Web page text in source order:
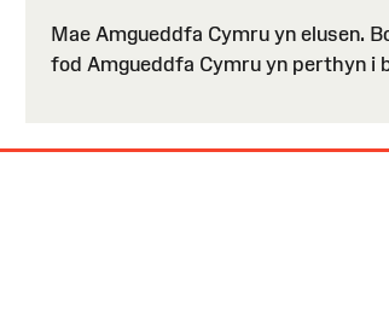
Mae Amgueddfa Cymru yn elusen.
fod Amgueddfa Cymru yn perthyn i